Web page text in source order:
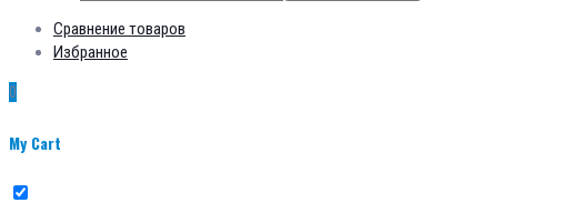
Сравнение товаров
Избранное
0
My Cart